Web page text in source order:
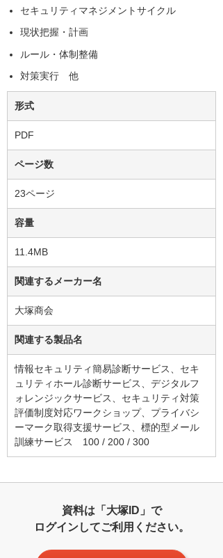
セキュリティマネジメントサイクル
現状把握・計画
ルール・体制整備
対策実行 他
形式
PDF
ページ数
23ページ
容量
11.4MB
関連するメーカー名
大塚商会
関連する製品名
情報セキュリティ簡易診断サービス、セキ
ュリティホール診断サービス、デジタルフ
ォレンジックサービス、セキュリティ対策
評価制度対応ワークショップ、プライバシ
ーマーク取得支援サービス、標的型メール
訓練サービス 100 / 200 / 300
資料は「大塚ID」で
ログインしてご利用ください。